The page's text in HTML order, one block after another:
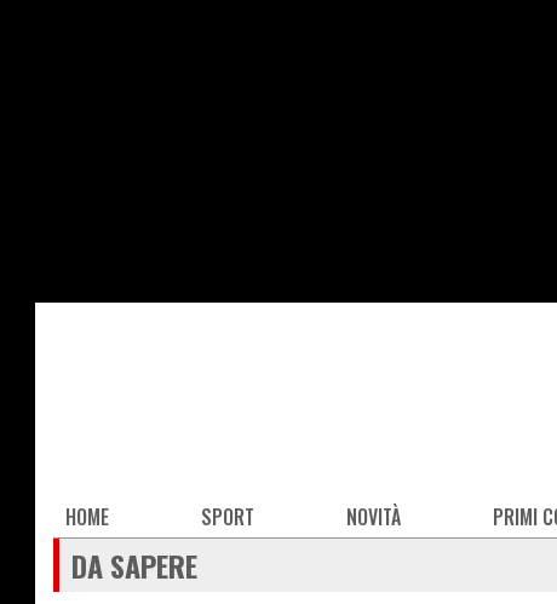
Main
navigation
HOME SPORT NOVITÀ PRIMI
DA SAPERE